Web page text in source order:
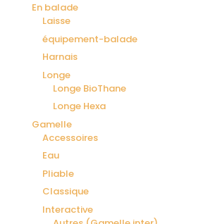
En balade
Laisse
équipement-balade
Harnais
Longe
Longe BioThane
Longe Hexa
Gamelle
Accessoires
Eau
Pliable
Classique
Interactive